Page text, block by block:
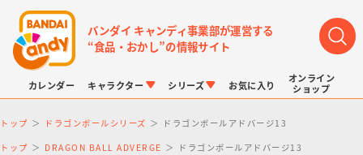
バンダイ キャンディ事業部が運営する
“食品・おかし”の情報サイト
カレンダー キャラクター シリーズ お気に入り
オンライン
ショップ
トップ ドラゴンボールシリーズ ドラゴンボールアドバージ13
トップ DRAGON BALL ADVERGE ドラゴンボールアドバージ13